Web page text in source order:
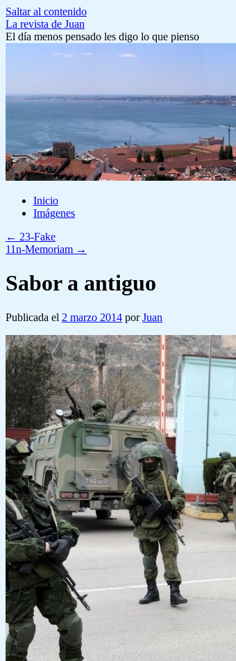
Saltar al contenido
La revista de Juan
El día menos pensado les digo lo que pienso
Inicio
Imágenes
← 23-Fake
11n-Memoriam →
Sabor a antiguo
Publicada el 2 marzo 2014 por Juan